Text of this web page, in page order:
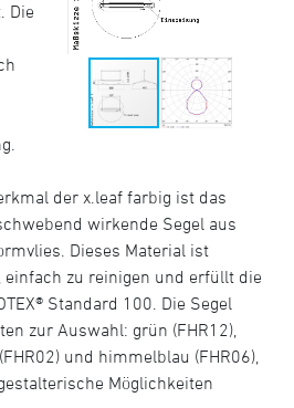
Die
der x.leaf farbig ist das
wirkende Segel aus
Dieses Material ist
zu reinigen und erfüllt die
Standard 100. Die Segel
zur Auswahl: grün (FHR12),
und himmelblau (FHR06),
Möglichkeiten